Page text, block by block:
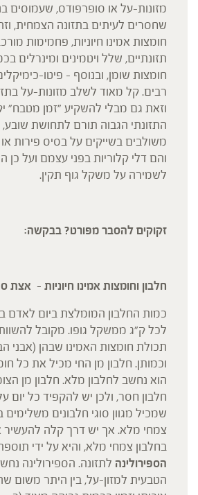
מזונות-על או סופרפודס, שעמוסים
שחסרים לעיתים בתזונה הצמחית,
חומצות אמינו חיוניות, פחמימות
תזונתיים, שלל ויטמינים ומינרלים
חומצות שומן, ובנוסף – פיטו-
רבים. קל מאוד לשלב מזונות-על
וזאת גם מבלי להשקיע "זמן מטבח"
התזונתי הגבוה תורם לתחושת
משולבים בשייקים על בסיס פירות
והם דלי קלוריות בפני עצמם ועל כן
לשמירה על משקל גוף תקין.
זקוקים להסבר מפורט? בבקשה:
חלבון וחומצות אמינו חיוניות – אצת
לכל ק"ג ממשקל גופו. מקובל
תכולת חומצות האמינו שבהן (אבני
וכמותן. חלבון מן החי מכיל את כל
הוא נחשב לחלבון מלא. חלבון מן
חלבון חסר, ולכן יש להקפיד כל יום
שמכיל מגוון סוגי חלבונים משלימים
צמחי מלא. אך יש דרך קלה להעשיר
בחלבון צמחי מלא, והיא על ידי
הספירולינה לתזונה. הספירולינה
הטבעית למזון-על, בין היתר משום